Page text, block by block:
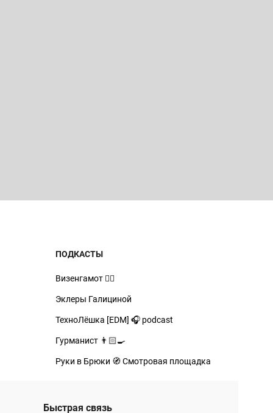
ПОДКАСТЫ
Визенгамот 🧙‍♂️
Эклеры Галициной
ТехноЛёшка [EDM] 🎧 podcast
Гурманист 👨🏻‍🍳
Руки в Брюки 🧭 Смотровая площадка
Быстрая связь